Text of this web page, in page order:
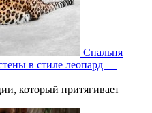
Спальня
в стиле леопард —
который притягивает